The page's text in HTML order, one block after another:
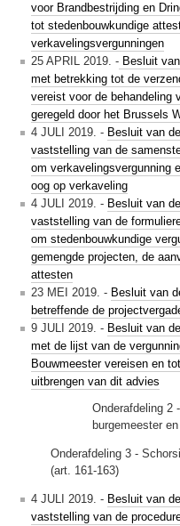
voor Brandbestrijding en
tot stedenbouwkundige
verkavelingsvergunningen
25 APRIL 2019. - Besluit
met betrekking tot de
vereist voor de behandeling
geregeld door het Brussels
4 JULI 2019. - Besluit van
vaststelling van de
om verkavelingsvergunning
oog op verkaveling
4 JULI 2019. - Besluit van
vaststelling van de
om stedenbouwkundige
gemengde projecten, de
attesten
23 MEI 2019. - Besluit van
betreffende de
9 JULI 2019. - Besluit van
met de lijst van de
Bouwmeester vereisen en
uitbrengen van dit advies
Onderafdeling 2
burgemeester
Onderafdeling 3 -
(art. 161-163)
4 JULI 2019. - Besluit van
vaststelling van de